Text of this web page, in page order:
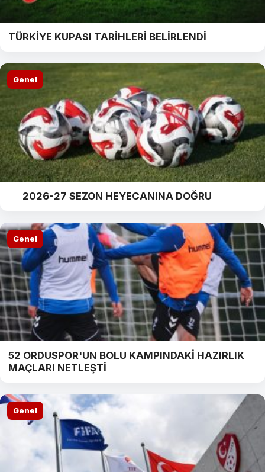
TÜRKİYE KUPASI TARİHLERİ BELİRLENDİ
Genel
2026-27 SEZON HEYECANINA DOĞRU
Genel
52 ORDUSPOR'UN BOLU KAMPINDAKİ HAZIRLIK
MAÇLARI NETLEŞTİ
Genel